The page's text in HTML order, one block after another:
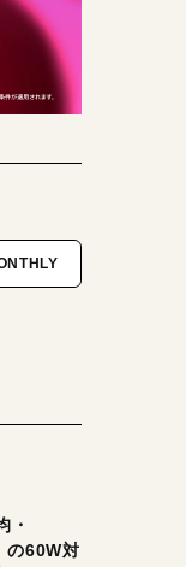
・
の60W対